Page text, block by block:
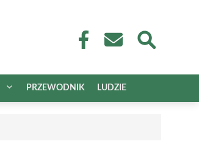
PRZEWODNIK LUDZIE